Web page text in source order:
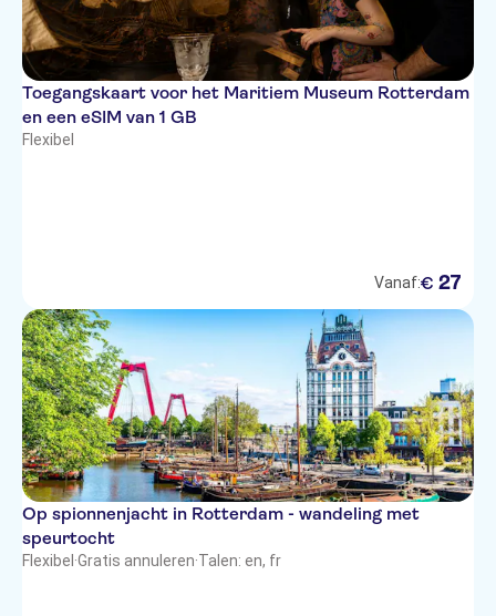
Toegangskaart voor het Maritiem Museum Rotterdam
en een eSIM van 1 GB
Flexibel
Vanaf:€ 27
Op spionnenjacht in Rotterdam - wandeling met
speurtocht
Flexibel ·Gratis annuleren·Talen: en, fr